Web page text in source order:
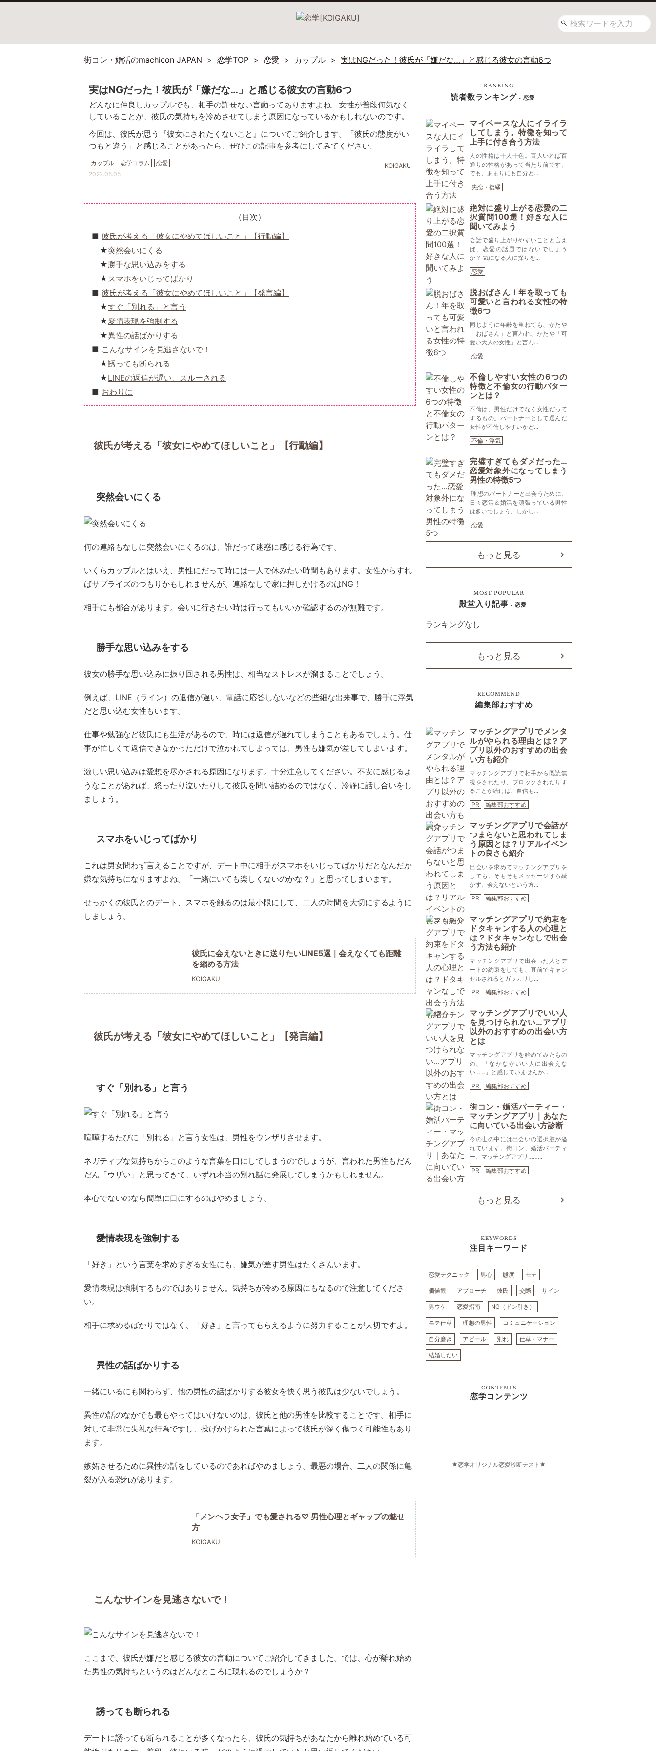
街コン・婚活のmachicon JAPAN 恋学TOP 恋愛 カップル 実はNGだった！彼氏が「嫌だな…」と感じる彼女の言動6つ
実はNGだった！彼氏が「嫌だな…」と感じる彼女の言動6つ
どんなに仲良しカップルでも、相手の許せない言動ってありますよね。女性が普段何気なく
していることが、彼氏の気持ちを冷めさせてしまう原因になっているかもしれないのです。
今回は、彼氏が思う『彼女にされたくないこと』についてご紹介します。「彼氏の態度がい
つもと違う」と感じることがあったら、ぜひこの記事を参考にしてみてください。
カップル 恋学コラム 恋愛
KOIGAKU
2022.05.05
（目次）
彼氏が考える「彼女にやめてほしいこと」【行動編】
突然会いにくる
勝手な思い込みをする
スマホをいじってばかり
彼氏が考える「彼女にやめてほしいこと」【発言編】
すぐ「別れる」と言う
愛情表現を強制する
異性の話ばかりする
こんなサインを見逃さないで！
誘っても断られる
LINEの返信が遅い、スルーされる
おわりに
彼氏が考える「彼女にやめてほしいこと」【行動編】
突然会いにくる
何の連絡もなしに突然会いにくるのは、誰だって迷惑に感じる行為です。
いくらカップルとはいえ、男性にだって時には一人で休みたい時間もあります。女性からすれ
ばサプライズのつもりかもしれませんが、連絡なしで家に押しかけるのはNG！
相手にも都合があります。会いに行きたい時は行ってもいいか確認するのが無難です。
勝手な思い込みをする
彼女の勝手な思い込みに振り回される男性は、相当なストレスが溜まることでしょう。
例えば、LINE（ライン）の返信が遅い、電話に応答しないなどの些細な出来事で、勝手に浮気
だと思い込む女性もいます。
仕事や勉強など彼氏にも生活があるので、時には返信が遅れてしまうこともあるでしょう。仕
事が忙しくて返信できなかっただけで泣かれてしまっては、男性も嫌気が差してしまいます。
激しい思い込みは愛想を尽かされる原因になります。十分注意してください。不安に感じるよ
うなことがあれば、怒ったり泣いたりして彼氏を問い詰めるのではなく、冷静に話し合いをし
ましょう。
スマホをいじってばかり
これは男女問わず言えることですが、デート中に相手がスマホをいじってばかりだとなんだか
嫌な気持ちになりますよね。「一緒にいても楽しくないのかな？」と思ってしまいます。
せっかくの彼氏とのデート、スマホを触るのは最小限にして、二人の時間を大切にするように
しましょう。
彼氏に会えないときに送りたいLINE5選｜会えなくても距離
を縮める方法
KOIGAKU
彼氏が考える「彼女にやめてほしいこと」【発言編】
すぐ「別れる」と言う
喧嘩するたびに「別れる」と言う女性は、男性をウンザリさせます。
ネガティブな気持ちからこのような言葉を口にしてしまうのでしょうが、言われた男性もだん
だん「ウザい」と思ってきて、いずれ本当の別れ話に発展してしまうかもしれません。
本心でないのなら簡単に口にするのはやめましょう。
愛情表現を強制する
「好き」という言葉を求めすぎる女性にも、嫌気が差す男性はたくさんいます。
愛情表現は強制するものではありません。気持ちが冷める原因にもなるので注意してくださ
い。
相手に求めるばかりではなく、「好き」と言ってもらえるように努力することが大切ですよ。
異性の話ばかりする
一緒にいるにも関わらず、他の男性の話ばかりする彼女を快く思う彼氏は少ないでしょう。
異性の話のなかでも最もやってはいけないのは、彼氏と他の男性を比較することです。相手に
対して非常に失礼な行為ですし、投げかけられた言葉によって彼氏が深く傷つく可能性もあり
ます。
嫉妬させるために異性の話をしているのであればやめましょう。最悪の場合、二人の関係に亀
裂が入る恐れがあります。
「メンヘラ女子」でも愛される♡ 男性心理とギャップの魅せ
方
KOIGAKU
こんなサインを見逃さないで！
ここまで、彼氏が嫌だと感じる彼女の言動についてご紹介してきました。では、心が離れ始め
た男性の気持ちというのはどんなところに現れるのでしょうか？
誘っても断られる
デートに誘っても断られることが多くなったら、彼氏の気持ちがあなたから離れ始めている可
RANKING
読者数ランキング - 恋愛
マイペースな人にイライラ
してしまう。特徴を知って
上手に付き合う方法
人の性格は十人十色。百人いれば百
通りの性格があって当たり前です。
でも、あまりにも自分と...
失恋・復縁
絶対に盛り上がる恋愛の二
択質問100選！好きな人に
聞いてみよう
会話で盛り上がりやすいことと言え
ば、恋愛の話題ではないでしょう
か？ 気になる人に探りを...
恋愛
脱おばさん！年を取っても
可愛いと言われる女性の特
徴6つ
同じように年齢を重ねても、かたや
「おばさん」と言われ、かたや「可
愛い大人の女性」と言わ...
恋愛
不倫しやすい女性の6つの
特徴と不倫女の行動パター
ンとは？
不倫は、男性だけでなく女性だって
するもの。パートナーとして選んだ
女性が不倫しやすいかど...
不倫・浮気
完璧すぎてもダメだった…
恋愛対象外になってしまう
男性の特徴5つ
理想のパートナーと出会うために、
日々恋活＆婚活を頑張っている男性
は多いでしょう。しかし...
恋愛
もっと見る
MOST POPULAR
殿堂入り記事 - 恋愛
ランキングなし
もっと見る
RECOMMEND
編集部おすすめ
マッチングアプリでメンタ
ルがやられる理由とは？ア
プリ以外のおすすめの出会
い方も紹介
マッチングアプリで相手から既読無
視をされたり、ブロックされたりす
ることが続けば、自信も...
PR
編集部おすすめ
マッチングアプリで会話が
つまらないと思われてしま
う原因とは？リアルイベン
トの良さも紹介
出会いを求めてマッチングアプリを
しても、そもそもメッセージすら続
かず、会えないという方...
PR
編集部おすすめ
マッチングアプリで約束を
ドタキャンする人の心理と
は？ドタキャンなしで出会
う方法も紹介
マッチングアプリで出会った人とデ
ートの約束をしても、直前でキャン
セルされるとガッカリし...
PR
編集部おすすめ
マッチングアプリでいい人
を見つけられない…アプリ
以外のおすすめの出会い方
とは
マッチングアプリを始めてみたもの
の、「なかなかいい人に出会えな
い……」と感じていませんか...
PR
編集部おすすめ
街コン・婚活パーティー・
マッチングアプリ｜あなた
に向いている出会い方診断
今の世の中には出会いの選択肢が溢
れています。街コン、婚活パーティ
ー、マッチングアプリ……...
PR
編集部おすすめ
もっと見る
KEYWORDS
注目キーワード
恋愛テクニック 男心 態度 モテ
価値観 アプローチ 彼氏 交際 サイン
男ウケ 恋愛指南 NG（ドン引き）
モテ仕草 理想の男性 コミュニケーション
自分磨き アピール 別れ 仕草・マナー
結婚したい
CONTENTS
恋学コンテンツ
恋学オリジナル恋愛診断テスト